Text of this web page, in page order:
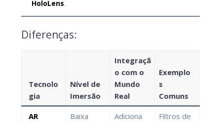
HoloLens.
Diferenças:
Tecnolo
gia
Nível de
Imersão
Integraçã
o com o
Mundo
Real
Exemplo
s
Comuns
AR Baixa
Adiciona
Filtros de